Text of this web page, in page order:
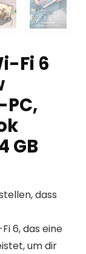
Fi 6
GB
dass
6, das eine
um dir